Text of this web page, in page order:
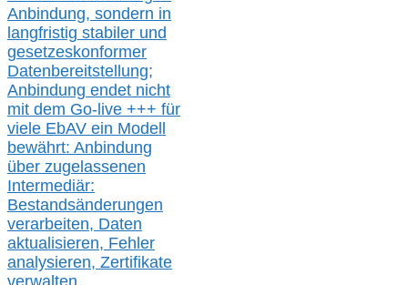
Anbindung, sondern in
langfristig stabiler und
gesetzeskonformer
Datenbereitstellung;
Anbindung endet nicht
mit dem Go-live +++ für
viele EbAV ein Modell
bewährt: Anbindung
über zugelassenen
Intermediär:
Bestandsänderungen
verarbeiten, Daten
aktualisieren, Fehler
analysieren, Zertifikate